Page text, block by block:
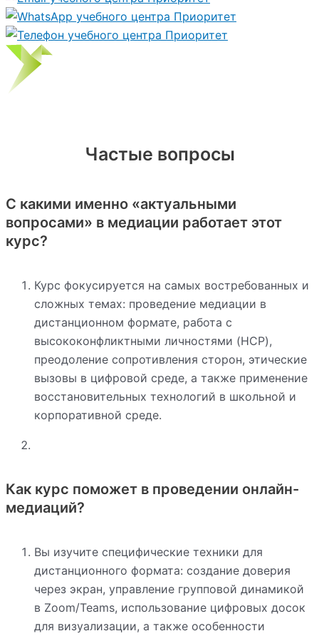
Частые вопросы
С какими именно «актуальными
вопросами» в медиации работает этот
курс?
Курс фокусируется на самых востребованных и
сложных темах: проведение медиации в
дистанционном формате, работа с
высококонфликтными личностями (HCP),
преодоление сопротивления сторон, этические
вызовы в цифровой среде, а также применение
восстановительных технологий в школьной и
корпоративной среде.
Как курс поможет в проведении онлайн-
медиаций?
Вы изучите специфические техники для
дистанционного формата: создание доверия
через экран, управление групповой динамикой
в Zoom/Teams, использование цифровых досок
для визуализации, а также особенности